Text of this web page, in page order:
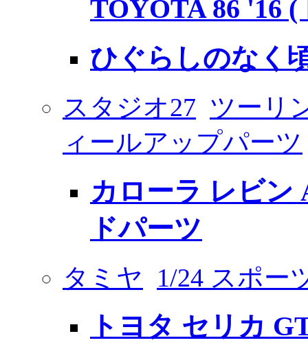
TOYOTA 86 '16 (
ひぐらしのなく
スタジオ27 ツーリ
ィールアップパーツ
カローラ レビン
ドパーツ
タミヤ 1/24 スポー
トヨタ セリカ